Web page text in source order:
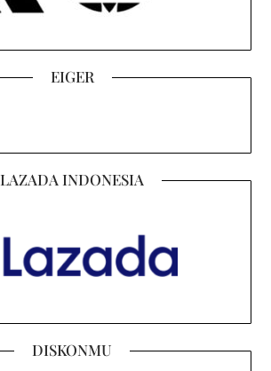
EIGER
LAZADA INDONESIA
DISKONMU